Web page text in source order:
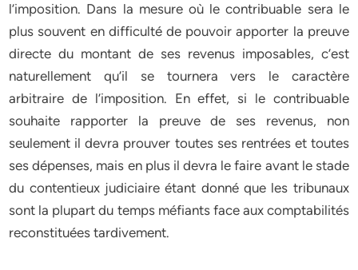
l’imposition. Dans la mesure où le contribuable sera le
plus souvent en difficulté de pouvoir apporter la preuve
directe du montant de ses revenus imposables, c’est
naturellement qu’il se tournera vers le caractère
arbitraire de l’imposition. En effet, si le contribuable
souhaite rapporter la preuve de ses revenus, non
seulement il devra prouver toutes ses rentrées et toutes
ses dépenses, mais en plus il devra le faire avant le stade
du contentieux judiciaire étant donné que les tribunaux
sont la plupart du temps méfiants face aux comptabilités
reconstituées tardivement.